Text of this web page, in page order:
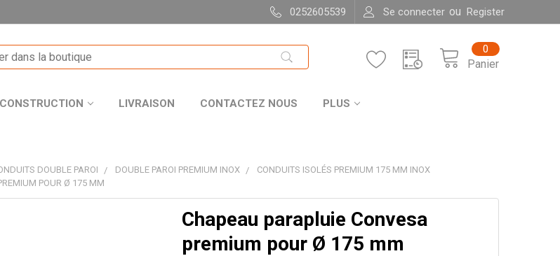
0252605539 Se connecter ou Register
Panier
0
LIVRAISON CONTACTEZ NOUS PLUS
DOUBLE PAROI DOUBLE PAROI PREMIUM INOX
CONDUITS ISOLÉS PREMIUM 175 MM INOX
POUR Ø 175 MM
Chapeau parapluie Convesa
premium pour Ø 175 mm